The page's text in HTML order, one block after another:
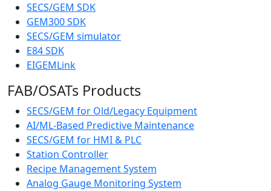
SECS/GEM SDK
GEM300 SDK
SECS/GEM simulator
E84 SDK
EIGEMLink
FAB/OSATs Products
SECS/GEM for Old/Legacy Equipment
AI/ML-Based Predictive Maintenance
SECS/GEM for HMI & PLC
Station Controller
Recipe Management System
Analog Gauge Monitoring System